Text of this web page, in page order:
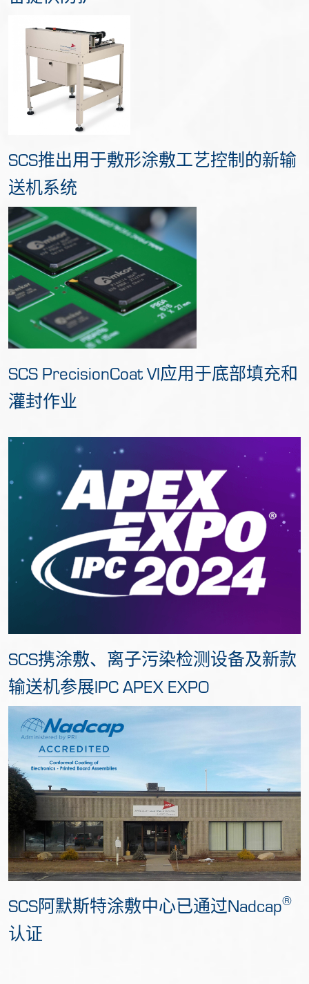
SCS推出用于敷形涂敷工艺控制的新输
送机系统
SCS PrecisionCoat VI应用于底部填充和
灌封作业
SCS携涂敷、离子污染检测设备及新款
输送机参展IPC APEX EXPO
SCS阿默斯特涂敷中心已通过Nadcap®
认证